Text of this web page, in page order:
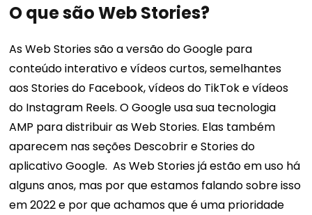
O que são Web Stories?
As Web Stories são a versão do Google para
conteúdo interativo e vídeos curtos, semelhantes
aos Stories do Facebook, vídeos do TikTok e vídeos
do Instagram Reels. O Google usa sua tecnologia
AMP para distribuir as Web Stories. Elas também
aparecem nas seções Descobrir e Stories do
aplicativo Google. As Web Stories já estão em uso há
alguns anos, mas por que estamos falando sobre isso
em 2022 e por que achamos que é uma prioridade